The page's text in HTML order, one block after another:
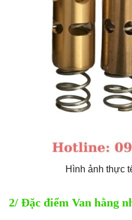
Hình ảnh thực
2/ Đặc điểm Van hằng